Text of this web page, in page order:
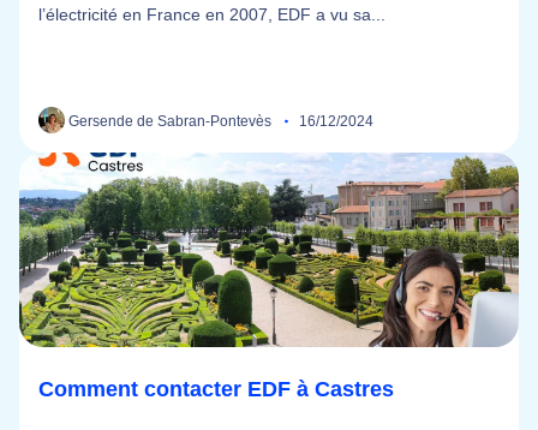
l’électricité en France en 2007, EDF a vu sa...
Gersende de Sabran-Pontevès 16/12/2024
Comment contacter EDF à Castres